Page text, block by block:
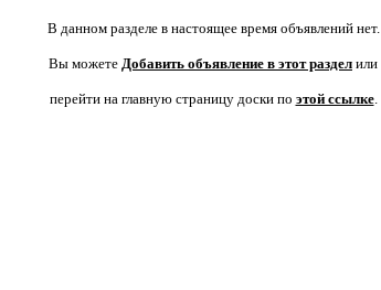
В данном разделе в настоящее время объявлений нет.
Вы можете Добавить объявление в этот раздел или
перейти на главную страницу доски по этой ссылке.